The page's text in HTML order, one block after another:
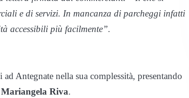
e di servizi. In mancanza di parcheggi infatti
accessibili più facilmente”.
Antegnate nella sua complessità, presentando
Mariangela Riva.